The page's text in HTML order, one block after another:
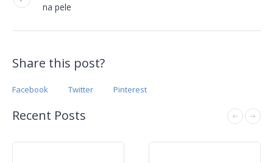
na pele
Share this post?
Facebook Twitter Pinterest
Recent Posts